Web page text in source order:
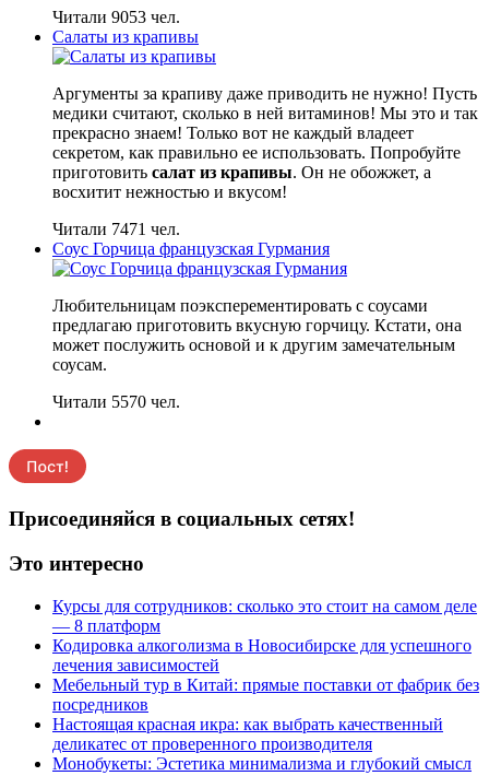
Читали 9053 чел.
Салаты из крапивы
Аргументы за крапиву даже приводить не нужно! Пусть
медики считают, сколько в ней витаминов! Мы это и так
прекрасно знаем! Только вот не каждый владеет
секретом, как правильно ее использовать. Попробуйте
приготовить салат из крапивы. Он не обожжет, а
восхитит нежностью и вкусом!
Читали 7471 чел.
Соус Горчица французская Гурмания
Любительницам поэксперементировать с соусами
предлагаю приготовить вкусную горчицу. Кстати, она
может послужить основой и к другим замечательным
соусам.
Читали 5570 чел.
Присоединяйся в социальных сетях!
Это интересно
Курсы для сотрудников: сколько это стоит на самом деле
— 8 платформ
Кодировка алкоголизма в Новосибирске для успешного
лечения зависимостей
Мебельный тур в Китай: прямые поставки от фабрик без
посредников
Настоящая красная икра: как выбрать качественный
деликатес от проверенного производителя
Монобукеты: Эстетика минимализма и глубокий смысл